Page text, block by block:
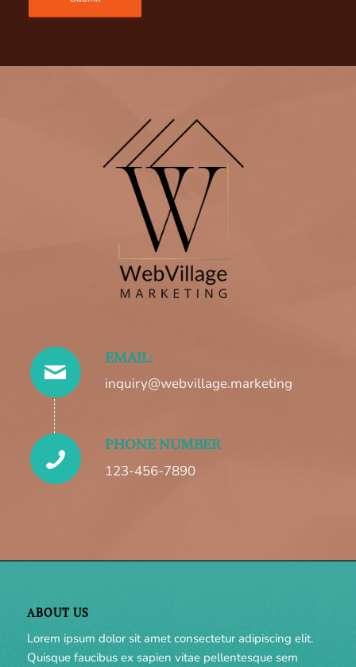
EMAIL:
inquiry@webvillage.marketing
PHONE NUMBER
123-456-7890
ABOUT US
Lorem ipsum dolor sit amet consectetur adipiscing elit.
Quisque faucibus ex sapien vitae pellentesque sem